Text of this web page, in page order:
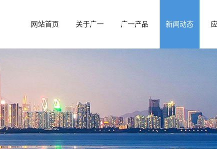
网站首页 关于广一 广一产品 新闻动态